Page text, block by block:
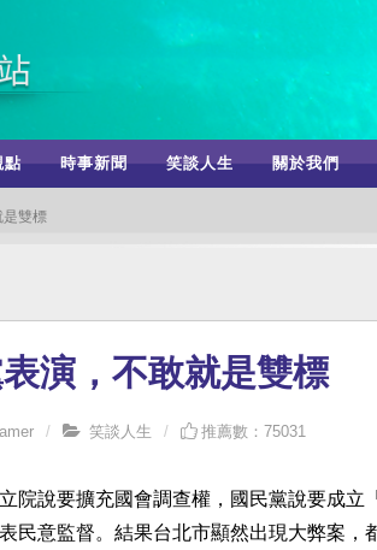
點 時事新聞 笑談人生 關於我們
是雙標
演，不敢就是雙標
笑談人生 推薦數：75031
院說要擴充國會調查權，國民黨說要成
民意監督。結果台北市顯然出現大弊案